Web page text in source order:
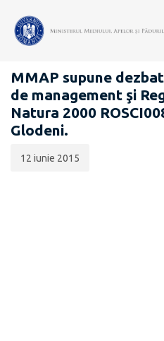
PROIECTE ACTE NORMATIVE
MMAP supune
de management şi
Natura 2000
Glodeni.
publicării:
12 iunie 2015